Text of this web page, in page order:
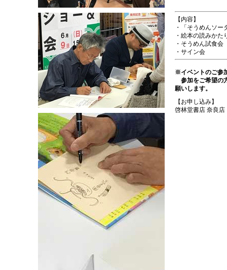
【内容】
・「そうめんソ
・絵本の読みかた
・そうめん試食会
・サイン会
※イベントのご参
参加をご希望の
願いします。
【お申し込み】
啓林堂書店 奈良